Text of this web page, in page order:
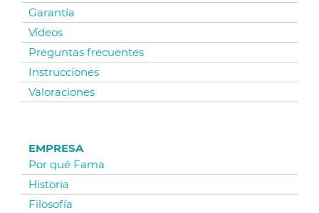
Garantía
Vídeos
Preguntas frecuentes
Instrucciones
Valoraciones
EMPRESA
Por qué Fama
Historia
Filosofía